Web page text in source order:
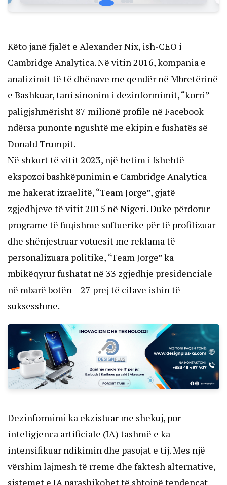
Këto janë fjalët e Alexander Nix, ish-CEO i
Cambridge Analytica. Në vitin 2016, kompania e
analizimit të të dhënave me qendër në Mbretërinë
e Bashkuar, tani sinonim i dezinformimit, “korri”
paligjshmërisht 87 milionë profile në Facebook
ndërsa punonte ngushtë me ekipin e fushatës së
Donald Trumpit.
Në shkurt të vitit 2023, një hetim i fshehtë
ekspozoi bashkëpunimin e Cambridge Analytica
me hakerat izraelitë, “Team Jorge”, gjatë
zgjedhjeve të vitit 2015 në Nigeri. Duke përdorur
programe të fuqishme softuerike për të profilizuar
dhe shënjestruar votuesit me reklama të
personalizuara politike, “Team Jorge” ka
mbikëqyrur fushatat në 33 zgjedhje presidenciale
në mbarë botën – 27 prej të cilave ishin të
suksesshme.
Dezinformimi ka ekzistuar me shekuj, por
inteligjenca artificiale (IA) tashmë e ka
intensifikuar ndikimin dhe pasojat e tij. Mes një
vërshim lajmesh të rreme dhe faktesh alternative,
sistemet e IA parashikohet të shtojnë tendencat